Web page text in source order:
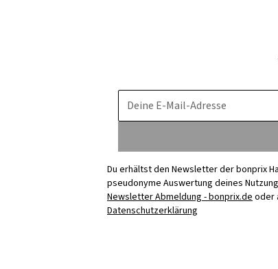
Deine E-Mail-Adresse
Du erhältst den Newsletter der bonprix
pseudonyme Auswertung deines
Newsletter Abmeldung - bonprix.deoder
Datenschutzerklärung